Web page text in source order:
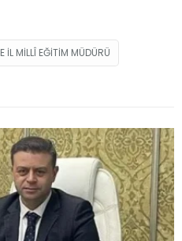
İL MILLÎ EĞITIM MÜDÜRÜ